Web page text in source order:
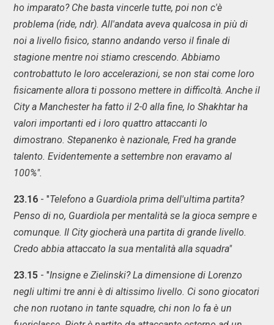
ho imparato? Che basta vincerle tutte, poi non c'è
problema (ride, ndr). All'andata aveva qualcosa in più di
noi a livello fisico, stanno andando verso il finale di
stagione mentre noi stiamo crescendo. Abbiamo
controbattuto le loro accelerazioni, se non stai come loro
fisicamente allora ti possono mettere in difficoltà. Anche il
City a Manchester ha fatto il 2-0 alla fine, lo Shakhtar ha
valori importanti ed i loro quattro attaccanti lo
dimostrano. Stepanenko è nazionale, Fred ha grande
talento. Evidentemente a settembre non eravamo al
100%".
23.16 - "Telefono a Guardiola prima dell'ultima partita?
Penso di no, Guardiola per mentalità se la gioca sempre e
comunque. Il City giocherà una partita di grande livello.
Credo abbia attaccato la sua mentalità alla squadra"
23.15 - "Insigne e Zielinski? La dimensione di Lorenzo
negli ultimi tre anni è di altissimo livello. Ci sono giocatori
che non ruotano in tante squadre, chi non lo fa è un